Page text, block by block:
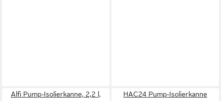
Alfi Pump-Isolierkanne, 2,2 l,
HAC24 Pump-Isolierkanne